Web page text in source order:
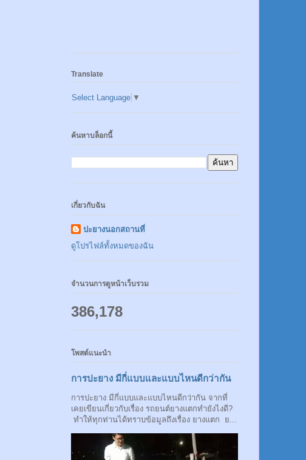
Translate
Select Language ▼
ค้นหาบล็อกนี้
เกี่ยวกับฉัน
ปะยางนอกสถานที่
ดูโปรไฟล์ทั้งหมดของฉัน
จำนวนการดูหน้าเว็บรวม
386,178
โพสต์แนะนำ
การปะยาง มีกี่แบบและแบบไหนดีกว่ากัน
การปะยาง มีกี่แบบและแบบไหนดีกว่ากัน จากที่
เคยเขียนเกี่ยวกับเรื่อง รถยนต์ยางแตกทำยังไงดี?
ทำให้ทุกท่านได้ทราบข้อมูลถึงเรื่อง ยางแตก ย...